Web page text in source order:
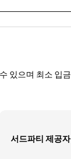
있으며 최소 입
서드파티 제공자